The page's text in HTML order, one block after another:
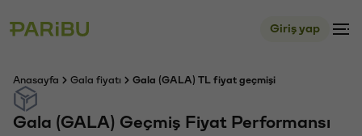
Giriş yap
Anasayfa Gala fiyatı Gala (GALA) TL fiyat geçmişi
Gala (GALA) Geçmiş Fiyat Performansı